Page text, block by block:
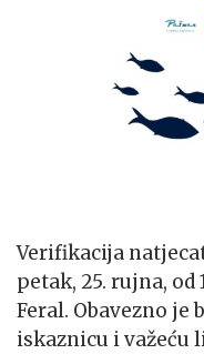
Verifikacija
petak, 25. rujna, od
Feral. Obavezno
iskaznicu i važeću